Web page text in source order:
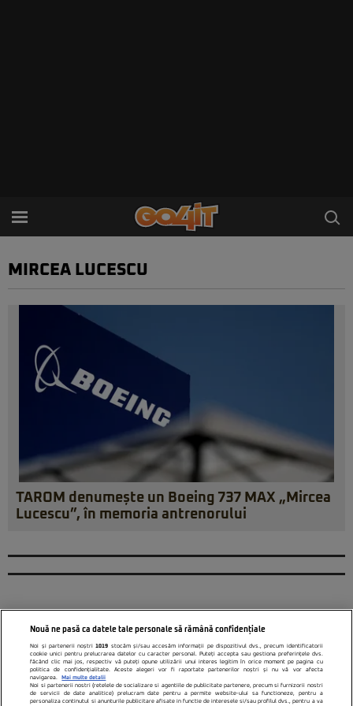
MIRCEA LUCESCU
TAROM denumește un Boeing 737 MAX „Mircea
Lucescu”, în memoria antrenorului
Nouă ne pasă ca datele tale personale să rămână confidențiale
Noi și partenerii noștri1019 stocăm și/sau accesăm informații pe dispozitivul dvs., precum identificatorii
cookie unici pentru prelucrarea datelor cu caracter personal. Puteți accepta sau gestiona preferințele dvs.
făcând clic mai jos, respectiv vă puteți opune utilizării unui interes legitim în orice moment pe pagina cu
politica de confidențialitate. Aceste alegeri vor fi raportate partenerilor noștri și nu vă vor afecta
navigarea.
Mai multe detalii
Noi si partenerii nostri (retelele de socializare si agentiile de publicitate partenere, precum si furnizorii nostri
de servicii de date analitice) prelucram date pentru a permite website-ului sa functioneze, pentru a
personaliza continutul si anunturile publicitare afisate in functie de interesele si/sau profilul dvs., pentru a va